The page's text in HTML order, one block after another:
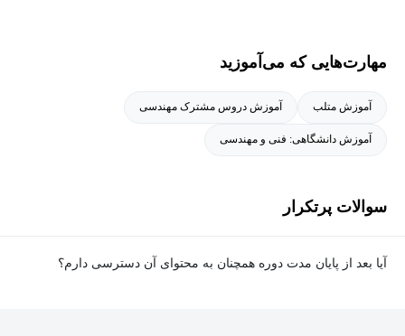
مهارت‌هایی که می‌آموزید
آموزش متلب آموزش دروس مشترک مهندسی
آموزش دانشگاهی: فنی و مهندسی
سوالات پرتکرار
آیا بعد از پایان مدت دوره همچنان به محتوای آن دسترسی دارم؟